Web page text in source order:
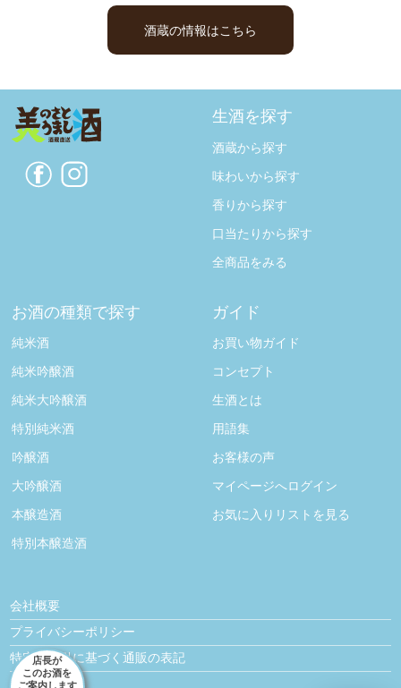
酒蔵の情報はこちら
生酒を探す
酒蔵から探す
味わいから探す
香りから探す
口当たりから探す
全商品をみる
お酒の種類で探す
純米酒
純米吟醸酒
純米大吟醸酒
特別純米酒
吟醸酒
大吟醸酒
本醸造酒
特別本醸造酒
ガイド
お買い物ガイド
コンセプト
生酒とは
用語集
お客様の声
マイページへログイン
お気に入りリストを見る
会社概要
プライバシーポリシー
特定商取引に基づく通販の表記
お問い合わせ
店長が
このお酒を